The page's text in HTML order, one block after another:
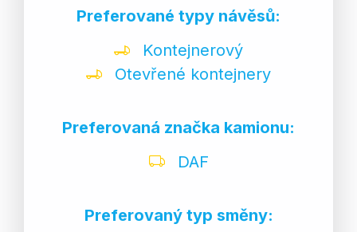
Preferované typy návěsů:
Kontejnerový
Otevřené kontejnery
Preferovaná značka kamionu:
DAF
Preferovaný typ směny: